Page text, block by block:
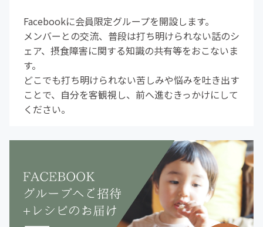
Facebookに会員限定グループを開設します。
メンバーとの交流、普段は打ち明けられない話のシ
ェア、摂食障害に関する知識の共有等をおこないま
す。
どこでも打ち明けられない苦しみや悩みを吐き出す
ことで、自分を客観視し、前へ進むきっかけにして
ください。